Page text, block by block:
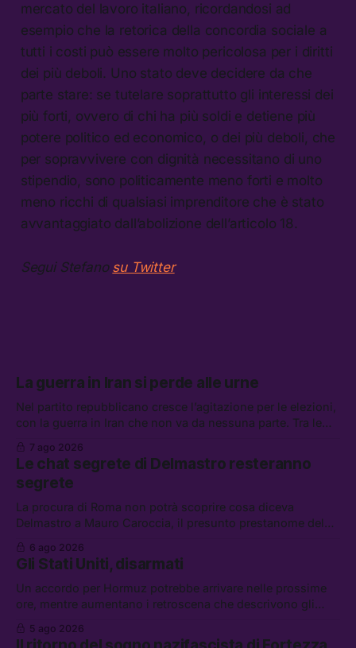
mercato del lavoro italiano, ricordandosi ad
esempio che la retorica della concordia sociale a
tutti i costi può essere molto pericolosa per i diritti
dei più deboli. Uno stato deve decidere da che
parte stare: se tutelare soprattutto gli interessi dei
più forti, ovvero di chi ha più soldi e detiene più
potere politico ed economico, o dei più deboli, che
per sopravvivere con dignità necessitano di uno
stipendio, sono politicamente meno forti e molto
meno ricchi di qualsiasi imprenditore che è stato
avvantaggiato dall’abolizione dell’articolo 18.
Segui Stefano su Twitter
La guerra in Iran si perde alle urne
Nel partito repubblicano cresce l’agitazione per le elezioni,
con la guerra in Iran che non va da nessuna parte. Tra le
lavoro, Schlein prova a mettere in sicurezza la coalizione, e
che cos’è lo “Spiralismo,” la religione degli agenti IA
7 ago 2026
Le chat segrete di Delmastro resteranno
segrete
La procura di Roma non potrà scoprire cosa diceva
Delmastro a Mauro Caroccia, il presunto prestanome del
attacchi in Libano, il governo chiederà 36 miliardi di
flessibilità in armi e energia, e Grokipedia è già stata
abbandonata
6 ago 2026
Gli Stati Uniti, disarmati
Un accordo per Hormuz potrebbe arrivare nelle prossime
ore, mentre aumentano i retroscena che descrivono gli
chi aspetta i dispersi di Ceuta, il boom dei carburanti
5 ago 2026